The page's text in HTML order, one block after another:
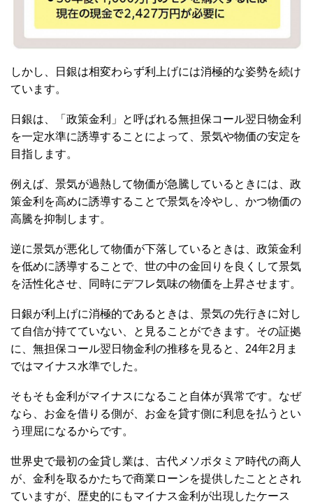
しかし、日銀は相変わらず利上げには消極的な姿勢を続け
ています。
日銀は、「政策金利」と呼ばれる無担保コール翌日物金利
を一定水準に誘導することによって、景気や物価の安定を
目指します。
例えば、景気が過熱して物価が急騰しているときには、政
策金利を高めに誘導することで景気を冷やし、かつ物価の
高騰を抑制します。
逆に景気が悪化して物価が下落しているときは、政策金利
を低めに誘導することで、世の中の金回りを良くして景気
を活性化させ、同時にデフレ気味の物価を上昇させます。
日銀が利上げに消極的であるときは、景気の先行きに対し
て自信が持てていない、と見ることができます。その証拠
に、無担保コール翌日物金利の推移を見ると、24年2月ま
ではマイナス水準でした。
そもそも金利がマイナスになること自体が異常です。なぜ
なら、お金を借りる側が、お金を貸す側に利息を払うとい
う理屈になるからです。
世界史で最初の金貸し業は、古代メソポタミア時代の商人
が、金利を取るかたちで商業ローンを提供したこととされ
ていますが、歴史的にもマイナス金利が出現したケース